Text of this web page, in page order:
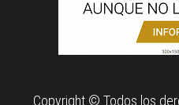
Copyright © Todos los